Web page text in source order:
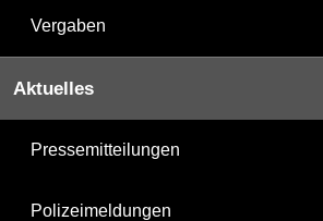
Vergaben
Aktuelles
Pressemitteilungen
Polizeimeldungen